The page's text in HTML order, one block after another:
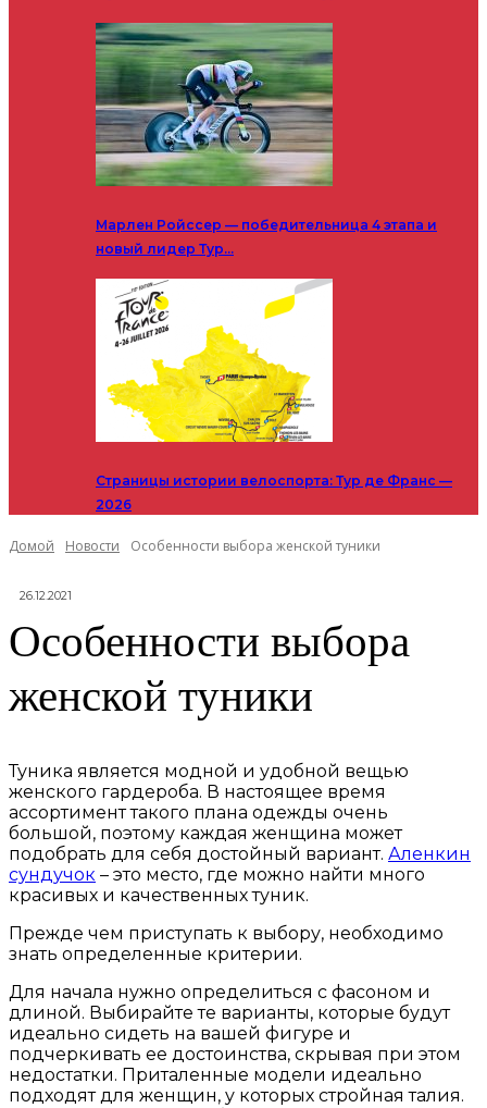
Марлен Ройссер — победительница 4 этапа и
новый лидер Тур…
Страницы истории велоспорта: Тур де Франс —
2026
Домой Новости Особенности выбора женской туники
26.12.2021
Особенности выбора
женской туники
Туника является модной и удобной вещью
женского гардероба. В настоящее время
ассортимент такого плана одежды очень
большой, поэтому каждая женщина может
подобрать для себя достойный вариант. Аленкин
сундучок – это место, где можно найти много
красивых и качественных туник.
Прежде чем приступать к выбору, необходимо
знать определенные критерии.
Для начала нужно определиться с фасоном и
длиной. Выбирайте те варианты, которые будут
идеально сидеть на вашей фигуре и
подчеркивать ее достоинства, скрывая при этом
недостатки. Приталенные модели идеально
подходят для женщин, у которых стройная талия.